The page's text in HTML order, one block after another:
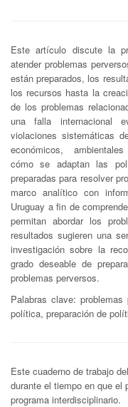
Este artículo discute la
atender problemas
están preparados, los
los recursos hasta la
de los problemas
una falla internacional
violaciones sistemáticas
económicos,
cómo se adaptan las
preparadas para resolver
marco analítico con
Uruguay a fin de
permitan abordar los
resultados sugieren una
investigación sobre la
grado deseable de
problemas perversos.
Palabras clave:
política, preparación de
Este cuaderno de trabajo
durante el tiempo en que el
programa interdisciplinario.